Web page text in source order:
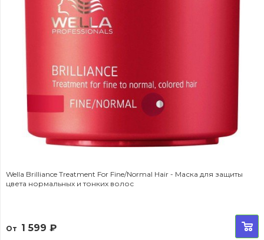
Wella Brilliance Treatment For Fine/Normal Hair - Маска для защиты
цвета нормальных и тонких волос
От 1 599 ₽